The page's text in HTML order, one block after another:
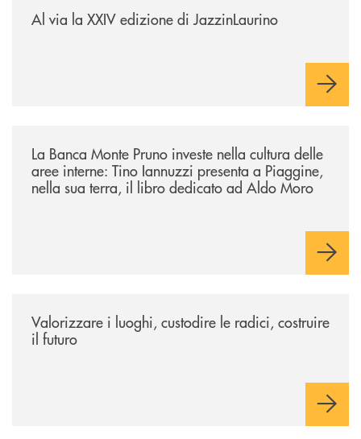
Al via la XXIV edizione di JazzinLaurino
La Banca Monte Pruno investe nella cultura delle
aree interne: Tino Iannuzzi presenta a Piaggine,
nella sua terra, il libro dedicato ad Aldo Moro
Valorizzare i luoghi, custodire le radici, costruire
il futuro